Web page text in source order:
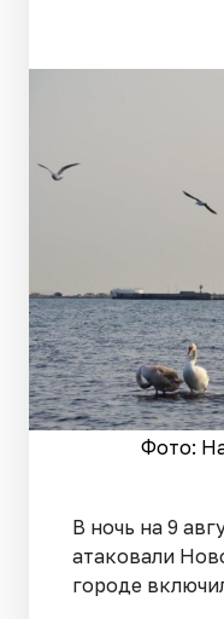
Фото:
В ночь на 9
атаковали
городе